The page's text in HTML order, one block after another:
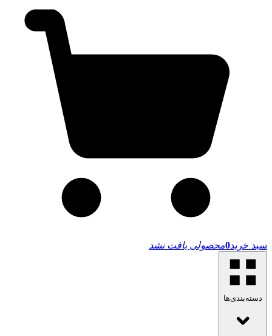
سبد خرید0محصولی یافت نشد
دسته‌بندی‌ها